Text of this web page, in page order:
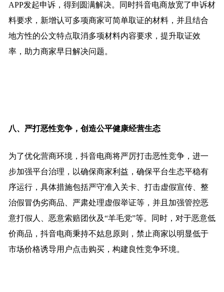
APP发起申诉，得到圆满解决。同时抖音电商放宽了申诉材
料要求，新增认可多项商家可简单取证的材料，并且结合
地方性的公文特点取消多项材料内容要求，提升取证效
率，助力商家早日解决问题。
八、严打恶性竞争，创造公平健康经营生态
为了优化营商环境，抖音电商将严厉打击恶性竞争，进一
步加强平台治理，以确保商家利益，确保平台生态平稳有
序运行，具体措施包括严守准入关卡、打击虚假宣传、整
治假冒伪劣商品、严肃处理虚假举证等，并且加强管控恶
意打假人、恶意索赔团伙及“羊毛党”等。同时，对于恶意低
价商品，抖音电商秉持不姑息原则，禁止商家以明显低于
市场价格诱导用户点击购买，构建良性竞争环境。